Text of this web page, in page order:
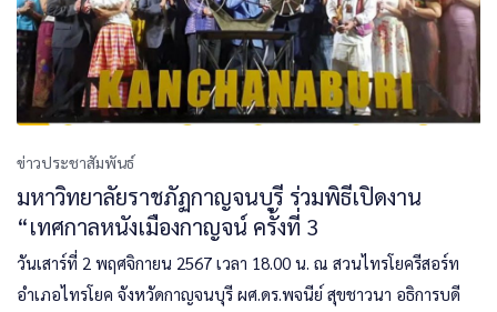
ข่าวประชาสัมพันธ์
มหาวิทยาลัยราชภัฏกาญจนบุรี ร่วมพิธีเปิดงาน
“เทศกาลหนังเมืองกาญจน์ ครั้งที่ 3
วันเสาร์ที่ 2 พฤศจิกายน 2567 เวลา 18.00 น. ณ สวนไทรโยครีสอร์ท
อำเภอไทรโยค จังหวัดกาญจนบุรี ผศ.ดร.พจนีย์ สุขชาวนา อธิการบดี